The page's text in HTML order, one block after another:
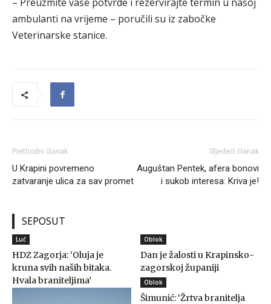
ambulanti na vrijeme – poručili su iz zabočke
Veterinarske stanice.
Prethodni članak
U Krapini povremeno
zatvaranje ulica za sav promet
Sljedeći članak
Auguštan Pentek, afera bonovi
i sukob interesa: Kriva je!
SEPOSUT
Luč
HDZ Zagorja: ‘Oluja je
kruna svih naših bitaka.
Hvala braniteljima’
Oblok
Dan je žalosti u Krapinsko-
zagorskoj županiji
Oblok
Šimunić: ‘Žrtva branitelja